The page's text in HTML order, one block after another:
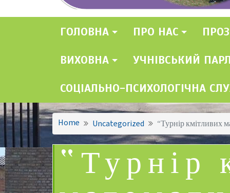
ГОЛОВНА ПРО НАС
ВИХОВНА УЧНІВСЬКИЙ
СОЦІАЛЬНО-ПСИХОЛОГІЧНА
Home Uncategorized “Турнір кмітливих
“Турнір